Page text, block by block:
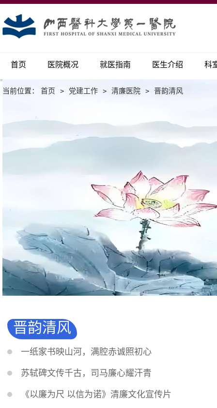
首页 医院概况 就医指南 医生介绍 科
当前位置： 首页 > 党建工作 > 清廉医院 > 晋韵清风
晋韵清风
一纸家书映山河，满腔赤诚照初心
苏轼碑文传千古，司马廉心耀汗青
《以廉为尺 以信为诺》清廉文化宣传片